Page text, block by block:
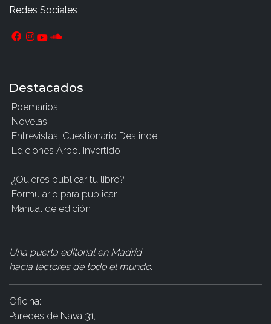
Redes Sociales
Destacados
Poemarios
Novelas
Entrevistas: Cuestionario Deslinde
Ediciones Árbol Invertido
¿Quieres publicar tu libro?
Formulario para publicar
Manual de edición
Una puerta editorial en Madrid
hacia lectores de todo el mundo.
Oficina:
Paredes de Nava 31,